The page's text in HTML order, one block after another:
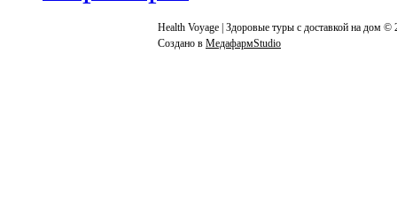
Health Voyage | Здоровые туры с доставкой на дом ©
Создано в МедафармStudio